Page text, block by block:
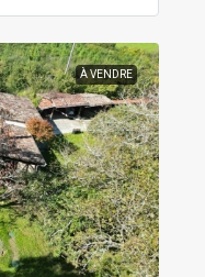
À VENDRE